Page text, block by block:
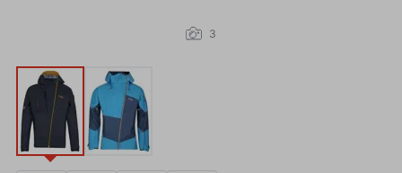
3